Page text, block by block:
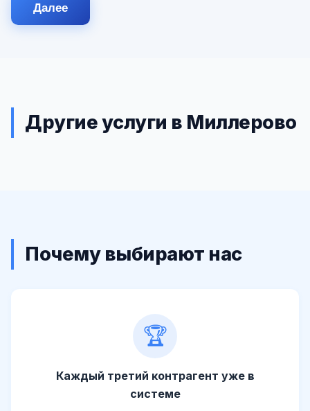
Далее
Другие услуги в Миллерово
Почему выбирают нас
🏆
Каждый третий контрагент уже в
системе